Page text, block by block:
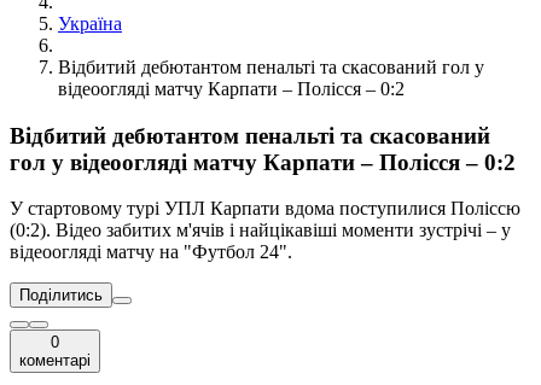
Україна
Відбитий дебютантом пенальті та скасований гол у
відеоогляді матчу Карпати – Полісся – 0:2
Відбитий дебютантом пенальті та скасований
гол у відеоогляді матчу Карпати – Полісся – 0:2
У стартовому турі УПЛ Карпати вдома поступилися Поліссю
(0:2). Відео забитих м'ячів і найцікавіші моменти зустрічі – у
відеоогляді матчу на "Футбол 24".
Поділитись
0
коментарі